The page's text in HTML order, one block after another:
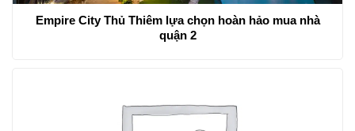
Empire City Thủ Thiêm lựa chọn hoàn hảo mua nhà
quận 2